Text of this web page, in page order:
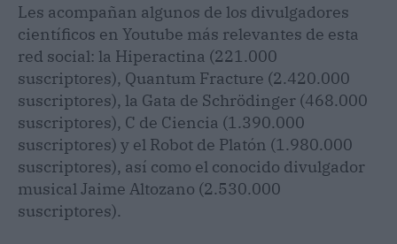
Les acompañan algunos de los divulgadores
científicos en Youtube más relevantes de esta
red social: la Hiperactina (221.000
suscriptores), Quantum Fracture (2.420.000
suscriptores), la Gata de Schrödinger (468.000
suscriptores), C de Ciencia (1.390.000
suscriptores) y el Robot de Platón (1.980.000
suscriptores), así como el conocido divulgador
musical Jaime Altozano (2.530.000
suscriptores).